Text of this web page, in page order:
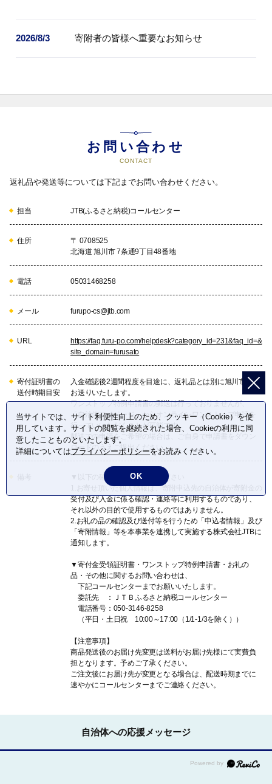
お問い合わせ
CONTACT
返礼品や発送等については下記までお問い合わせください。
担当 JTB(ふるさと納税)コールセンター
住所
〒 0708525
北海道 旭川市 7条通9丁目48番地
電話 05031468258
メール furupo-cs@jtb.com
URL
https://faq.furu-po.com/helpdesk?category_id=231&faq_id=&
site_domain=furusato
寄付証明書の
送付時期目安
入金確認後2週間程度を目途に、返礼品とは別に旭川市から
お送りいたします。
ワンストップ特例申請書の郵送は行っておりませんが、
「自治体マイページ」からオンラインワンストップ申請を
行っていいただくことが可能です。
郵送での申請をご希望の場合は、ご自身で申請書をダウン
ロードのうえご提出ください。
▼以下の確認事項をお読みください
1.お寄せ頂いた個人情報は、寄附申込先の自治体が寄附金の
受付及び入金に係る確認・連絡等に利用するものであり、
それ以外の目的で使用するものではありません。
2.お礼の品の確認及び送付等を行うため「申込者情報」及び
「寄附情報」等を本事業を連携して実施する株式会社JTBに
通知します。
▼寄付金受領証明書・ワンストップ特例申請書・お礼の
品・その他に関するお問い合わせは、
下記コールセンターまでお願いいたします。
委託先 ：ＪＴＢふるさと納税コールセンター
電話番号：050-3146-8258
（平日・土日祝 10:00～17:00（1/1-1/3を除く））
【注意事項】
商品発送後のお届け先変更は送料がお届け先様にて実費負
担となります。予めご了承ください。
ご注文後にお届け先が変更となる場合は、配送時期までに
速やかにコールセンターまでご連絡ください。
自治体への応援メッセージ
当サイトでは、サイト利便性向上のため、クッキー（Cookie）を使
用しています。サイトの閲覧を継続された場合、Cookieの利用に同
意したことものといたします。
詳細についてはプライバシーポリシーをお読みください。
OK